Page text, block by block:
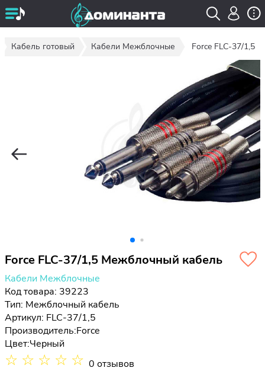
Кабель готовый Кабели Межблочные Force FLC-37/1,5
Force FLC-37/1,5 Межблочный кабель
Кабели Межблочные
Код товара: 39223
Тип: Межблочный кабель
Артикул: FLC-37/1,5
Производитель:Force
Цвет:Черный
☆ ☆ ☆ ☆ ☆ 0 отзывов